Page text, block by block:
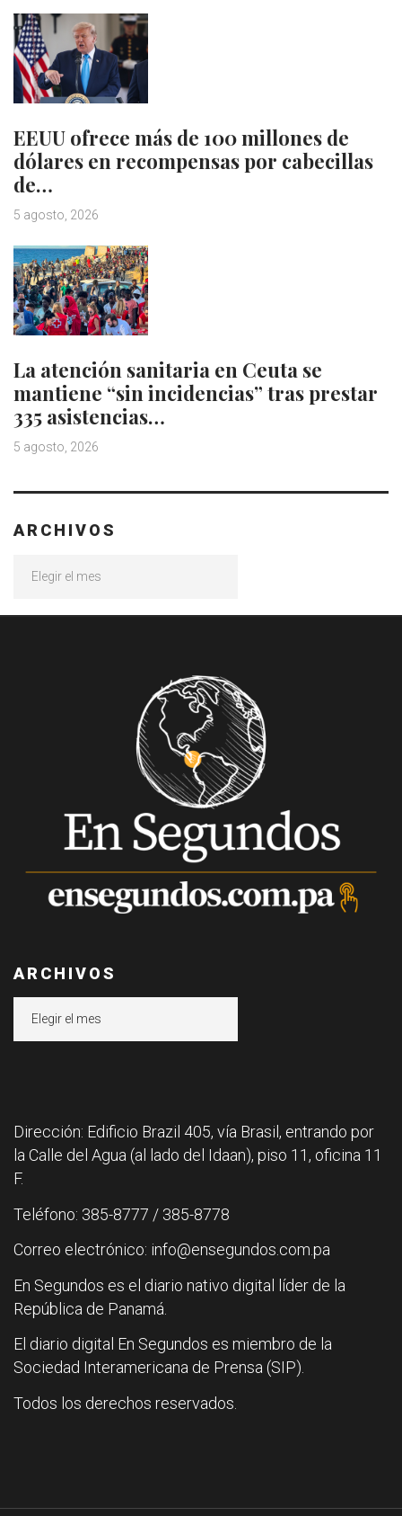
EEUU ofrece más de 100 millones de
dólares en recompensas por cabecillas
de…
5 agosto, 2026
La atención sanitaria en Ceuta se
mantiene “sin incidencias” tras prestar
335 asistencias…
5 agosto, 2026
ARCHIVOS
ARCHIVOS
Dirección: Edificio Brazil 405, vía Brasil, entrando por
la Calle del Agua (al lado del Idaan), piso 11, oficina 11
F.
Teléfono: 385-8777 / 385-8778
Correo electrónico: info@ensegundos.com.pa
En Segundos es el diario nativo digital líder de la
República de Panamá.
El diario digital En Segundos es miembro de la
Sociedad Interamericana de Prensa (SIP).
Todos los derechos reservados.